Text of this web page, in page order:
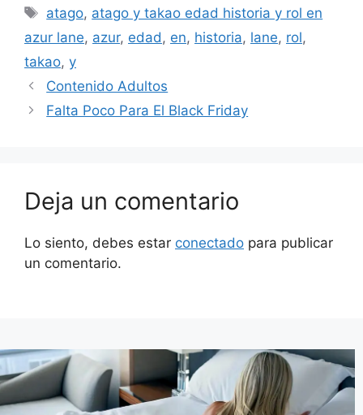
Etiquetas
atago, atago y takao edad historia y rol en
azur lane, azur, edad , en, historia, lane, rol,
takao, y
Contenido Adultos
Falta Poco Para El Black Friday
Deja un comentario
Lo siento, debes estar conectado para publicar
un comentario.